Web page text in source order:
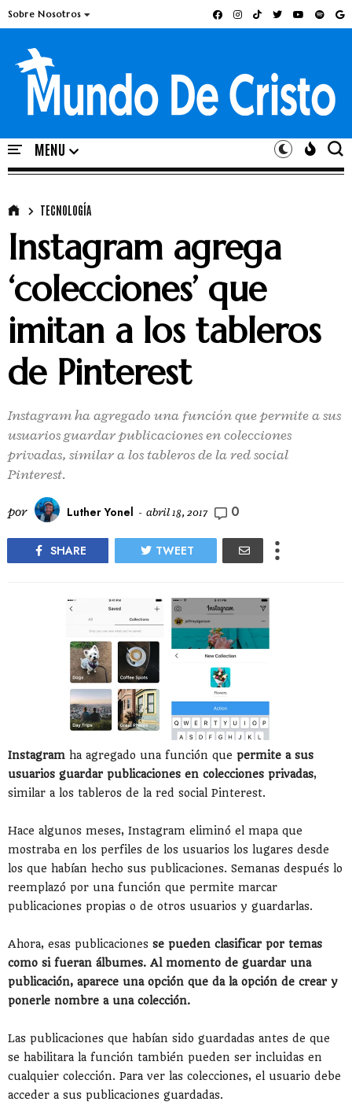
Sobre Nosotros
TECNOLOGÍA
Instagram agrega
‘colecciones’ que
imitan a los tableros
de Pinterest
Instagram ha agregado una función que permite a sus
usuarios guardar publicaciones en colecciones
privadas, similar a los tableros de la red social
Pinterest.
por Luther Yonel - abril 18, 2017 0
SHARE TWEET
Instagram ha agregado una función que permite a sus
usuarios guardar publicaciones en colecciones privadas,
similar a los tableros de la red social Pinterest.
Hace algunos meses, Instagram eliminó el mapa que
mostraba en los perfiles de los usuarios los lugares desde
los que habían hecho sus publicaciones. Semanas después lo
reemplazó por una función que permite marcar
publicaciones propias o de otros usuarios y guardarlas.
Ahora, esas publicaciones se pueden clasificar por temas
como si fueran álbumes. Al momento de guardar una
publicación, aparece una opción que da la opción de crear y
ponerle nombre a una colección.
Las publicaciones que habían sido guardadas antes de que
se habilitara la función también pueden ser incluidas en
cualquier colección. Para ver las colecciones, el usuario debe
acceder a sus publicaciones guardadas.